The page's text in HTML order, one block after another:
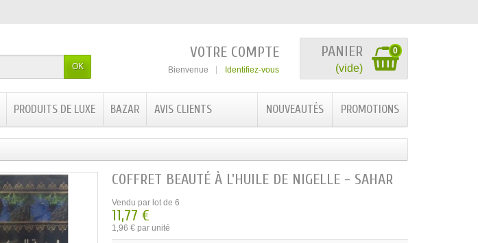
OK
PANIER
(vide)
0
VOTRE COMPTE
Bienvenue Identifiez-vous
PROMOTIONS
NOUVEAUTÉS
PRODUITS DE LUXE BAZAR AVIS CLIENTS
COFFRET BEAUTÉ À L'HUILE DE NIGELLE - SAHAR
Vendu par lot de 6
11,77 €
1,96 € par unité